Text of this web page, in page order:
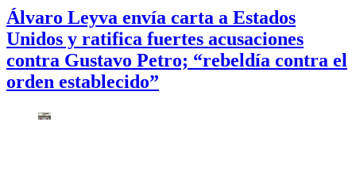
Álvaro Leyva envía carta a Estados
Unidos y ratifica fuertes acusaciones
contra Gustavo Petro; “rebeldía contra el
orden establecido”